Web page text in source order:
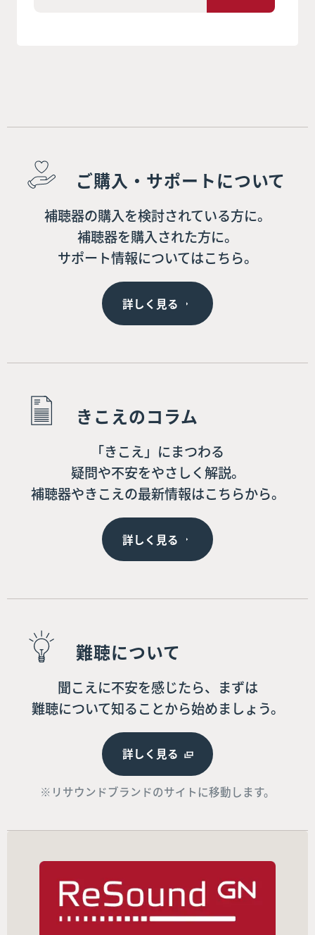
ご購入・サポートについて
補聴器の購入を検討されている方に。
補聴器を購入された方に。
サポート情報についてはこちら。
詳しく見る
きこえのコラム
「きこえ」にまつわる
疑問や不安をやさしく解説。
補聴器やきこえの最新情報はこちらから。
詳しく見る
難聴について
聞こえに不安を感じたら、まずは
難聴について知ることから始めましょう。
詳しく見る
※リサウンドブランドのサイトに移動します。